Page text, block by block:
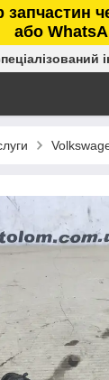
запчастин
або